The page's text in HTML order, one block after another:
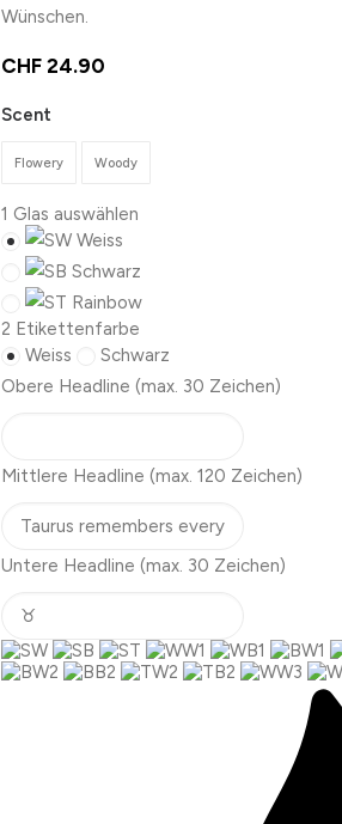
Wünschen.
CHF 24.90
Scent
Flowery Woody
1 Glas auswählen
Weiss
Schwarz
Rainbow
2 Etikettenfarbe
Weiss
Schwarz
Obere Headline (max. 30 Zeichen)
Mittlere Headline (max. 120 Zeichen)
Untere Headline (max. 30 Zeichen)